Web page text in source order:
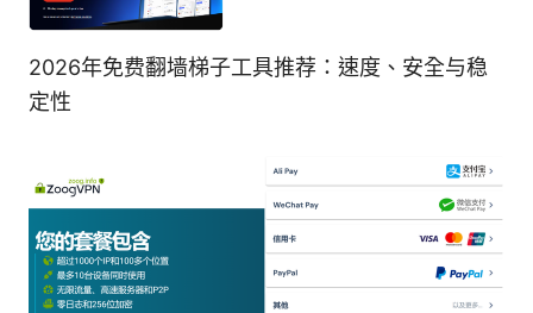
2026年免费翻墙梯子工具推荐：速度、安全与稳
定性